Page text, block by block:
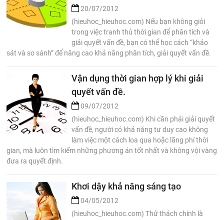
20/07/2012
(hieuhoc_hieuhoc.com) Nếu bạn không giỏi
trong việc tranh thủ thời gian để phân tích và
giải quyết vấn đề, bạn có thể học cách “khảo
sát và so sánh” để nâng cao khả năng phân tích, giải quyết vấn đề.
Vận dụng thời gian hợp lý khi giải
quyết vấn đề.
09/07/2012
(hieuhoc_hieuhoc.com) Khi cần phải giải quyết
vấn đề, người có khả năng tư duy cao không
làm việc một cách loa qua hoặc lãng phí thời
gian, mà luôn tìm kiếm những phương án tốt nhất và không vội vàng
đưa ra quyết định.
Khơi dậy khả năng sáng tạo
04/05/2012
(hieuhoc_hieuhoc.com) Thử thách chính là